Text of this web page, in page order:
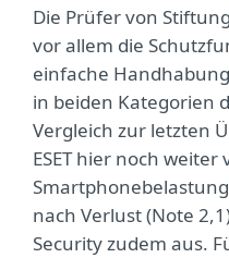
Die Prüfer von
vor allem die
einfache
in beiden Kategorien
Vergleich zur letzten
ESET hier noch
nach Verlust (Note
Security zudem aus.